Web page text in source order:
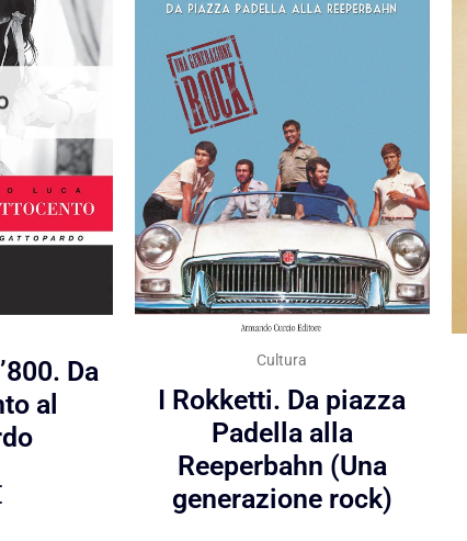
Da
al
Cultura
I Rokketti. Da piazza
Padella alla
Reeperbahn (Una
generazione rock)